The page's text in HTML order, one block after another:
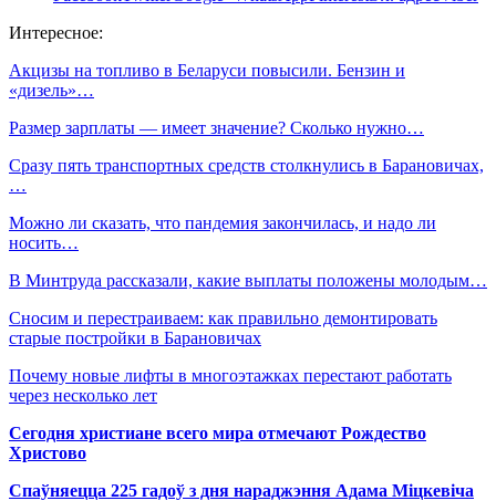
Интересное:
Акцизы на топливо в Беларуси повысили. Бензин и
«дизель»…
Размер зарплаты — имеет значение? Сколько нужно…
Сразу пять транспортных средств столкнулись в Барановичах,
…
Можно ли сказать, что пандемия закончилась, и надо ли
носить…
В Минтруда рассказали, какие выплаты положены молодым…
Сносим и перестраиваем: как правильно демонтировать
старые постройки в Барановичах
Почему новые лифты в многоэтажках перестают работать
через несколько лет
Сегодня христиане всего мира отмечают Рождество
Христово
Спаўняецца 225 гадоў з дня нараджэння Адама Міцкевіча